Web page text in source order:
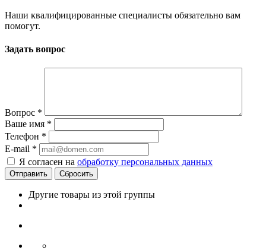
Наши квалифицированные специалисты обязательно вам
помогут.
Задать вопрос
Вопрос *
Ваше имя *
Телефон *
E-mail *
Я согласен на обработку персональных данных
Сбросить
Другие товары из этой группы